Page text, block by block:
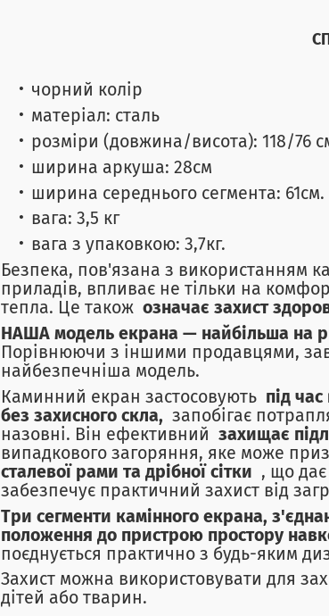
чорний колір
матеріал: сталь
розміри (довжина/висота): 118/76
ширина аркуша: 28см
ширина середнього сегмента: 61см.
вага: 3,5 кг
вага з упаковкою: 3,7кг.
Безпека, пов'язана з використанням
приладів, впливає не тільки на
тепла. Це також означає захист
НАША модель екрана — найбільша на
Порівнюючи з іншими продавцями,
найбезпечніша модель.
Каминний екран застосовують під
без захисного скла, запобігає
назовні. Він ефективний захищає
випадкового загоряння, яке може
сталевої рами та дрібної сітки , що дає
забезпечує практичний захист від
Три сегменти камінного екрана,
положення до пристрою простору
поєднується практично з будь-яким
Захист можна використовувати для
дітей або тварин.